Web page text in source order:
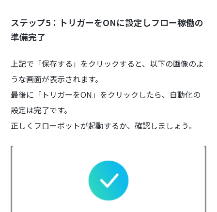
ステップ5：トリガーをONに設定しフロー稼働の
準備完了
上記で「保存する」をクリックすると、以下の画像のよ
うな画面が表示されます。
最後に「トリガーをON」をクリックしたら、自動化の
設定は完了です。
正しくフローボットが起動するか、確認しましょう。